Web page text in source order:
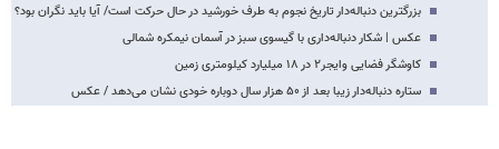
بزرگترین دنباله‌دار تاریخ نجوم به طرف خورشید در حال حرکت است/ آیا باید نگران بود؟
عکس | شکار دنباله‌داری با گیسوی سبز در آسمان نیمکره شمالی
کاوشگر فضایی وایجر۲ در ۱۸ میلیارد کیلومتری زمین
ستاره‌ دنباله‌دار زیبا بعد از ۵۰ هزار سال دوباره خودی نشان می‌دهد / عکس